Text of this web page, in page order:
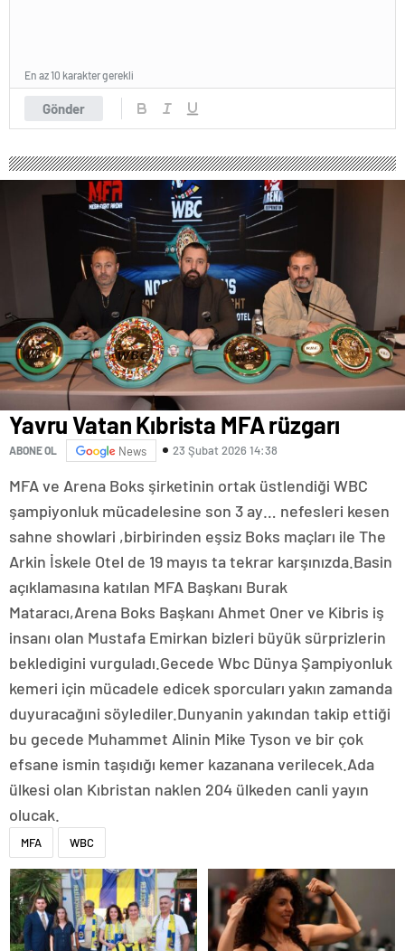
Gönder
En az 10 karakter gerekli
Yavru Vatan Kıbrista MFA rüzgarı
ABONE OL News 23 Şubat 2026 14:38
MFA ve Arena Boks şirketinin ortak üstlendiği WBC
şampiyonluk mücadelesine son 3 ay… nefesleri kesen
sahne showlari ,birbirinden eşsiz Boks maçları ile The
Arkin İskele Otel de 19 mayıs ta tekrar karşınızda.Basin
açıklamasına katılan MFA Başkanı Burak
Mataracı,Arena Boks Başkanı Ahmet Oner ve Kibris iş
insanı olan Mustafa Emirkan bizleri büyük sürprizlerin
bekledigini vurguladı.Gecede Wbc Dünya Şampiyonluk
kemeri için mücadele edicek sporcuları yakın zamanda
duyuracağıni söylediler.Dunyanin yakından takip ettiği
bu gecede Muhammet Alinin Mike Tyson ve bir çok
efsane ismin taşıdığı kemer kazanana verilecek.Ada
ülkesi olan Kıbristan naklen 204 ülkeden canli yayın
olucak.
MFA WBC